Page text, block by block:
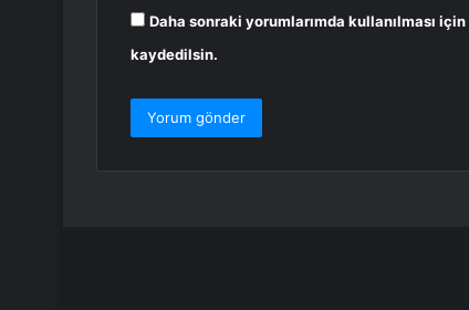
Daha sonraki yorumlarımda kullanılması
kaydedilsin.